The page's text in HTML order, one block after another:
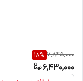
7,845,000
18%
6,430,000